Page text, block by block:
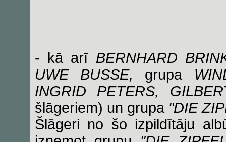
- kā arī BERNHARD
UWE BUSSE, grupa
INGRID PETERS,
šlāgeriem) un grupa "DIE
Šlāgeri no šo izpildītāju